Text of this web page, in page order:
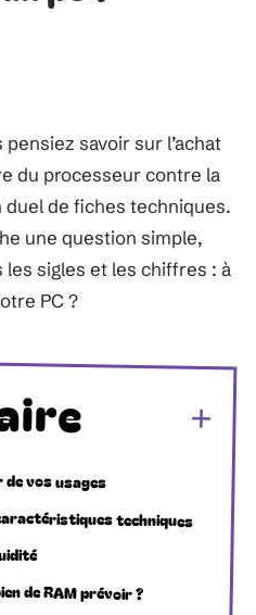
savoir sur l’achat
du processeur contre la
duel de fiches techniques.
une question simple,
sigles et les chiffres : à
PC ?
vos usages
techniques
de RAM prévoir ?